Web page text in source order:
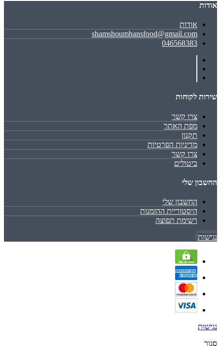
אודות
אודות
shamshoumhansfood@gmail.com
046568383
שירות לקוחות
צרו קשר
מפת האתר
תקנון
מדיניות הפרטיות
צרו קשר
ביטולים
החשבון שלי
החשבון שלי
היסטוריית ההזמנות
רשימת תפוצה
נגישות
נגישות
סגור